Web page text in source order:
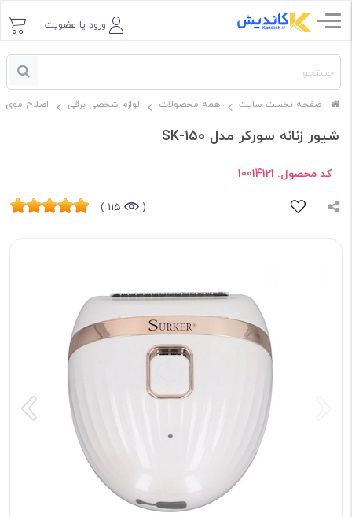
ورود یا عضویت
صفحه نخست سایت همه محصولات لوازم شخصی برقی اصلاح موی
شیور زنانه سورکر مدل SK-150
کد محصول: 10014121
(
115 )